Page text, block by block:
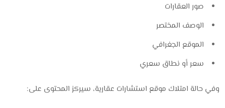
صور العقارات
الوصف المختصر
الموقع الجغرافي
سعر أو نطاق سعري
وفي حالة امتلاك موقع استشارات عقارية، سيركز المحتوى على: